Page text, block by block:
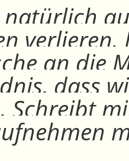
an die
dass
Schreibt